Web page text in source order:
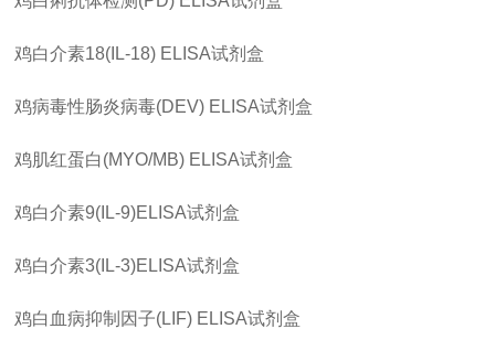
鸡白介素18(IL-18) ELISA试剂盒
鸡病毒性肠炎病毒(DEV) ELISA试剂盒
鸡肌红蛋白(MYO/MB) ELISA试剂盒
鸡白介素9(IL-9)ELISA试剂盒
鸡白介素3(IL-3)ELISA试剂盒
鸡白血病抑制因子(LIF) ELISA试剂盒